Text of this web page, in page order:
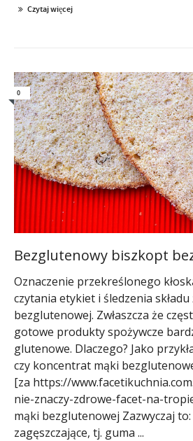
Czytaj więcej
0
Bezglutenowy biszkopt
Oznaczenie przekreślonego
czytania etykiet i śledzenia składu
bezglutenowej. Zwłaszcza że
gotowe produkty spożywcze
glutenowe. Dlaczego? Jako
czy koncentrat mąki
[za https://
nie-znaczy-zdrowe-facet-na-
mąki bezglutenowej Zazwyczaj
zagęszczające, tj. guma ...